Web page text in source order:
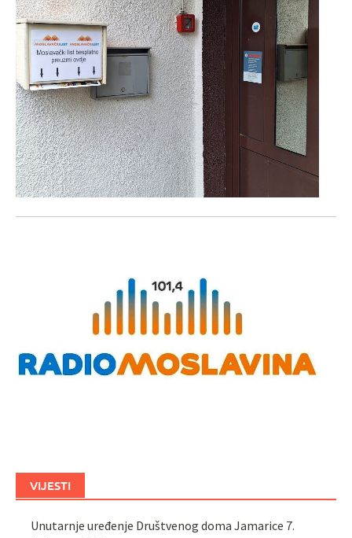
VIJESTI
Unutarnje uređenje Društvenog doma Jamarice 7.